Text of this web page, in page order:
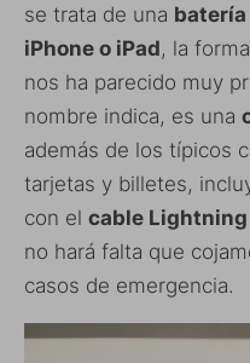
se trata de una
iPhone o iPad, la
nos ha parecido muy
nombre indica, es una
además de los típicos
tarjetas y billetes,
con el cable
no hará falta que
casos de emergencia.